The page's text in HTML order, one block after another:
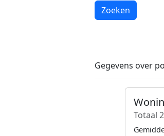
Laden...
Zoeken
Gegevens over
Totaal